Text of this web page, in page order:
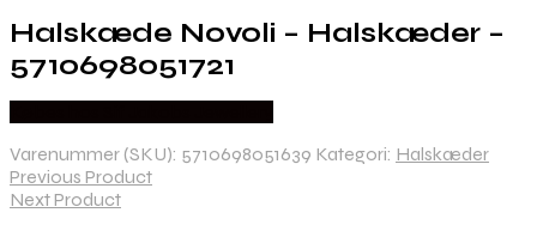
Halskæde Novoli – Halskæder –
5710698051721
Varenummer (SKU): 5710698051639 Kategori: Halskæder
Previous Product
Next Product